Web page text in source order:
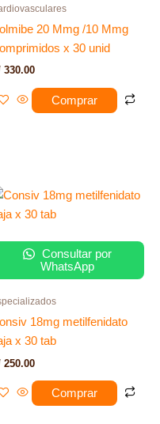
20 Mmg /10 Mmg
x 30 unid
330.00
Comprar
Consultar por
WhatsApp
18mg metilfenidato
x 30 tab
250.00
Comprar